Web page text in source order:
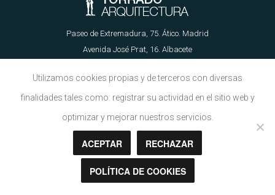
Paseo de Extremadura, 75. Ático. Madrid
Avenida José Prat, 16. Albacete
Utilizamos cookies propias y de terceros con diversas
finalidades tales como: registrar su actividad en el sitio web y
optimizar y mejorar nuestros servicios.
ACEPTAR RECHAZAR
POLÍTICA DE COOKIES